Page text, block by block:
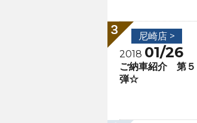
尼崎店 >
2018 01/26
ご納車紹介 第５
弾☆